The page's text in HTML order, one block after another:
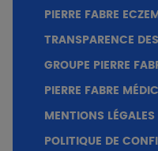
PIERRE FABRE
TRANSPARENCE
GROUPE PIERRE
PIERRE FABRE
MENTIONS LÉGALES
POLITIQUE DE